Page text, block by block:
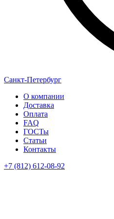
Санкт-Петербург
О компании
Доставка
Оплата
FAQ
ГОСТы
Статьи
Контакты
+7 (812) 612-08-92